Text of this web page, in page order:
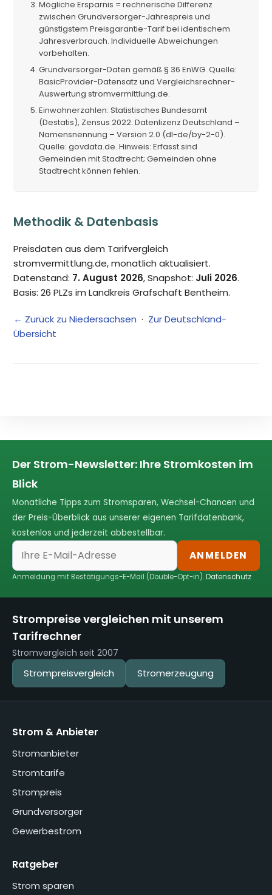
Mögliche Ersparnis = rechnerische Differenz
zwischen Grundversorger-Jahrespreis und
günstigstem Preisgarantie-Tarif bei identischem
Jahresverbrauch. Individuelle Abweichungen
vorbehalten.
Grundversorger-Daten gemäß § 36 EnWG. Quelle:
BasicProvider-Datensatz und Vergleichsrechner-
Auswertung stromvermittlung.de.
Einwohnerzahlen: Statistisches Bundesamt
(Destatis), Zensus 2022. Datenlizenz Deutschland –
Namensnennung – Version 2.0 (dl-de/by-2-0).
Quelle: govdata.de. Hinweis: Erfasst sind
Gemeinden mit Stadtrecht; Gemeinden ohne
Stadtrecht können fehlen.
Methodik & Datenbasis
Preisdaten aus dem Tarifvergleich
stromvermittlung.de, monatlich aktualisiert.
Datenstand: 7. August 2026, Snapshot: Juli 2026.
Basis: 26 PLZs im Landkreis Grafschaft Bentheim.
← Zurück zu Niedersachsen · Zur Deutschland-
Übersicht
Der Strom-Newsletter: Ihre Stromkosten im
Blick
Monatliche Tipps zum Stromsparen, Wechsel-Chancen und
der Preis-Überblick aus unserer eigenen Tarifdatenbank,
kostenlos und jederzeit abbestellbar.
ANMELDEN
Anmeldung mit Bestätigungs-E-Mail (Double-Opt-in).Datenschutz
Strompreise vergleichen mit unserem
Tarifrechner
Stromvergleich seit 2007
Strompreisvergleich Stromerzeugung
Strom & Anbieter
Stromanbieter
Stromtarife
Strompreis
Grundversorger
Gewerbestrom
Ratgeber
Strom sparen